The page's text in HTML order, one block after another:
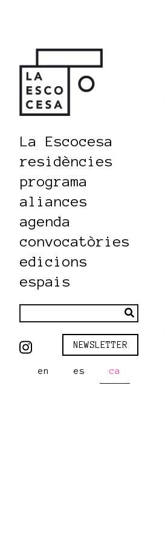
La Escocesa
residències
programa
aliances
agenda
convocatòries
edicions
espais
NEWSLETTER
en es ca